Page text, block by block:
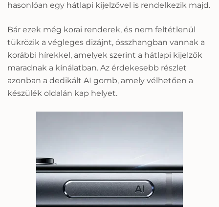
hasonlóan egy hátlapi kijelzővel is rendelkezik majd.
Bár ezek még korai renderek, és nem feltétlenül
tükrözik a végleges dizájnt, összhangban vannak a
korábbi hírekkel, amelyek szerint a hátlapi kijelzők
maradnak a kínálatban. Az érdekesebb részlet
azonban a dedikált AI gomb, amely vélhetően a
készülék oldalán kap helyet.